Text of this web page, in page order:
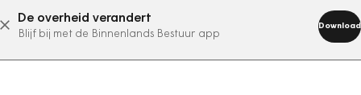
De overheid verandert
Blijf bij met de Binnenlands Bestuur app
Download
abonneer nu